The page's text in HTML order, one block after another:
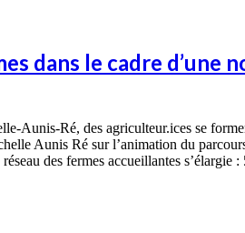
dans le cadre d’une
Aunis-Ré, des agriculteur.ices se
Aunis Ré sur l’animation du
des fermes accueillantes